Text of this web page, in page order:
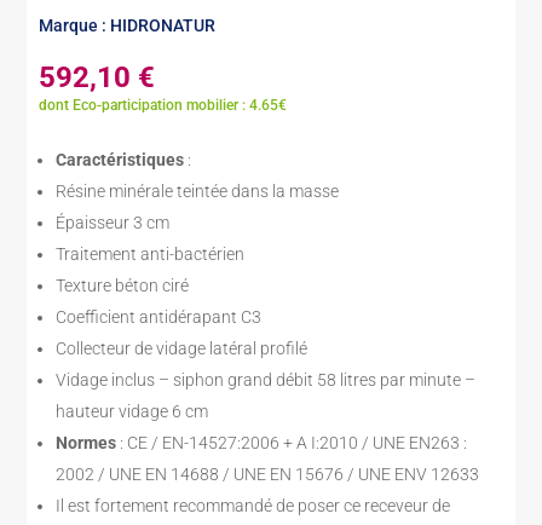
Marque : HIDRONATUR
592,10 €
dont Eco-participation mobilier : 4.65€
Caractéristiques :
Résine minérale teintée dans la masse
Épaisseur 3 cm
Traitement anti-bactérien
Texture béton ciré
Coefficient antidérapant C3
Collecteur de vidage latéral profilé
Vidage inclus – siphon grand débit 58 litres par minute –
hauteur vidage 6 cm
Normes : CE / EN-14527:2006 + A I:2010 / UNE EN263 :
2002 / UNE EN 14688 / UNE EN 15676 / UNE ENV 12633
Il est fortement recommandé de poser ce receveur de